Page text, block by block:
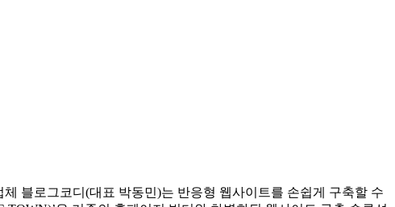
체 블로그코디(대표 박동민)는 반응형 웹사이트를 손쉽게 구축할 수